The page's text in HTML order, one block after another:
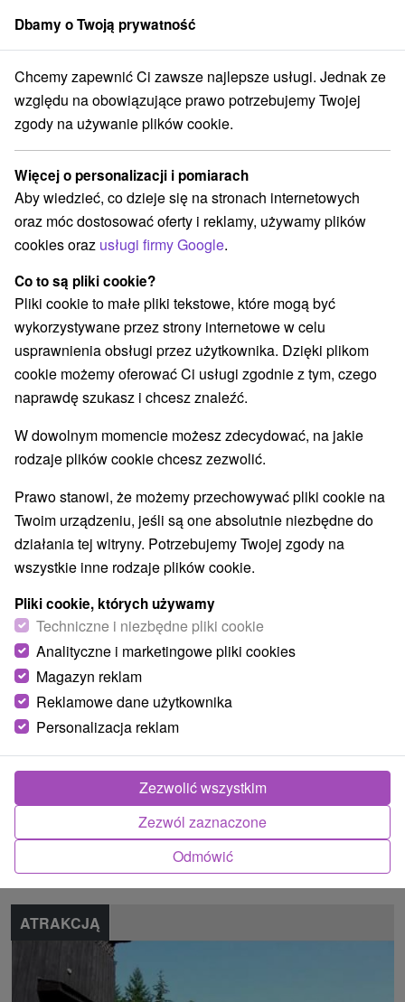
członek grupySorger
kraj Šemetkovce Kościół św. Michał Archanioł Šemetkovec
Kościół św. Michał Archanioł
Šemetkovec
Wyświetl stronę internetową Przejdź do
+421 915 204 509, +421 51 75 62 668
Opinii Google
Šemetkovce 33
090 03 Šemetkovce
GPS:
N +49° 18' 44.23''
E +21° 39' 47.21''
Region turystyczny
Východné Slovensko, Šariš, Prešovský kraj, Laborecká
vrchovina, Ondavská vrchovina
Znalazłeś błąd lub chcesz polecić nam nową atrakcję
ATRAKCJĄ
Dbamy o Twoją prywatność
Chcemy zapewnić Ci zawsze najlepsze usługi. Jednak ze
względu na obowiązujące prawo potrzebujemy Twojej
zgody na używanie plików cookie.
Więcej o personalizacji i pomiarach
Aby wiedzieć, co dzieje się na stronach internetowych
oraz móc dostosować oferty i reklamy, używamy plików
cookies oraz usługi firmy Google.
Co to są pliki cookie?
Pliki cookie to małe pliki tekstowe, które mogą być
wykorzystywane przez strony internetowe w celu
usprawnienia obsługi przez użytkownika. Dzięki plikom
cookie możemy oferować Ci usługi zgodnie z tym, czego
naprawdę szukasz i chcesz znaleźć.
W dowolnym momencie możesz zdecydować, na jakie
rodzaje plików cookie chcesz zezwolić.
Prawo stanowi, że możemy przechowywać pliki cookie na
Twoim urządzeniu, jeśli są one absolutnie niezbędne do
działania tej witryny. Potrzebujemy Twojej zgody na
wszystkie inne rodzaje plików cookie.
Pliki cookie, których używamy
Techniczne i niezbędne pliki cookie
Analityczne i marketingowe pliki cookies
Magazyn reklam
Reklamowe dane użytkownika
Personalizacja reklam
Odmówić
Zezwól zaznaczone
Zezwolić wszystkim